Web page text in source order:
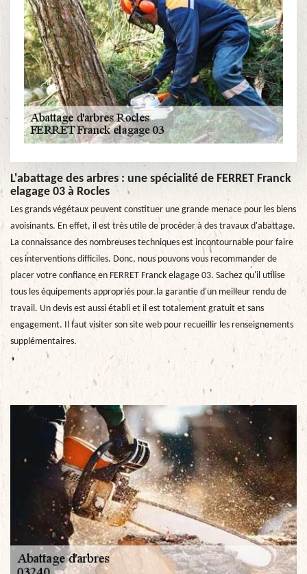
L'abattage des arbres : une spécialité de FERRET Franck
elagage 03 à Rocles
Les grands végétaux peuvent constituer une grande menace pour les biens
avoisinants. En effet, il est très utile de procéder à des travaux d'abattage.
La connaissance des nombreuses techniques est incontournable pour faire
ces interventions difficiles. Donc, nous pouvons vous recommander de
placer votre confiance en FERRET Franck elagage 03. Sachez qu'il utilise
tous les équipements appropriés pour la garantie d'un meilleur rendu de
travail. Un devis est aussi établi et il est totalement gratuit et sans
engagement. Il faut visiter son site web pour recueillir les renseignements
supplémentaires.